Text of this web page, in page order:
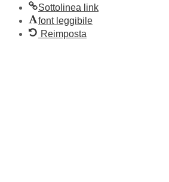
Sottolinea link
font leggibile
Reimposta